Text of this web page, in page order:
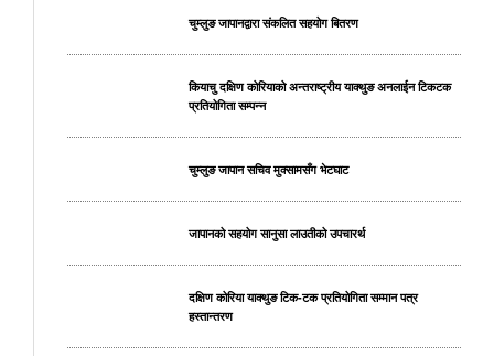
चुम्लुङ जापानद्वारा संकलित सहयोग बितरण
कियाचु दक्षिण कोरियाको अन्तराष्ट्रीय याक्थुङ अनलाईन टिकटक
प्रतियोगिता सम्पन्न
चुम्लुङ जापान सचिव मुक्सामसँग भेटघाट
जापानको सहयोग सानुसा लाउतीको उपचारर्थ
दक्षिण कोरिया याक्थुङ टिक-टक प्रतियोगिता सम्मान पत्र
हस्तान्तरण